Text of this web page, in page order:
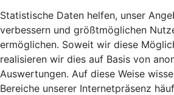
Statistische Daten helfen, unser
verbessern und größtmöglichen
ermöglichen. Soweit wir diese
realisieren wir dies auf Basis von
Auswertungen. Auf diese Weise
Bereiche unserer Internetpräsenz